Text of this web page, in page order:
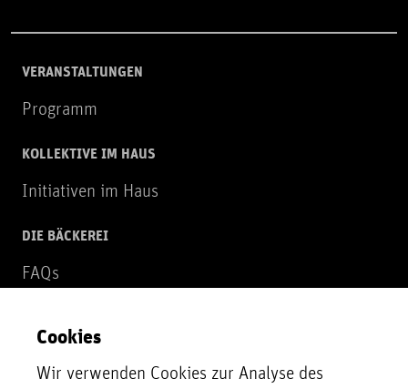
VERANSTALTUNGEN
Programm
KOLLEKTIVE IM HAUS
Initiativen im Haus
DIE BÄCKEREI
FAQs
NEWSLETTER
Zur Newsletter Anmeldung
Cookies
Wir verwenden Cookies zur Analyse des